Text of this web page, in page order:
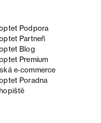
Podpora
Partneři
Blog
Premium
e‑commerce
Poradna